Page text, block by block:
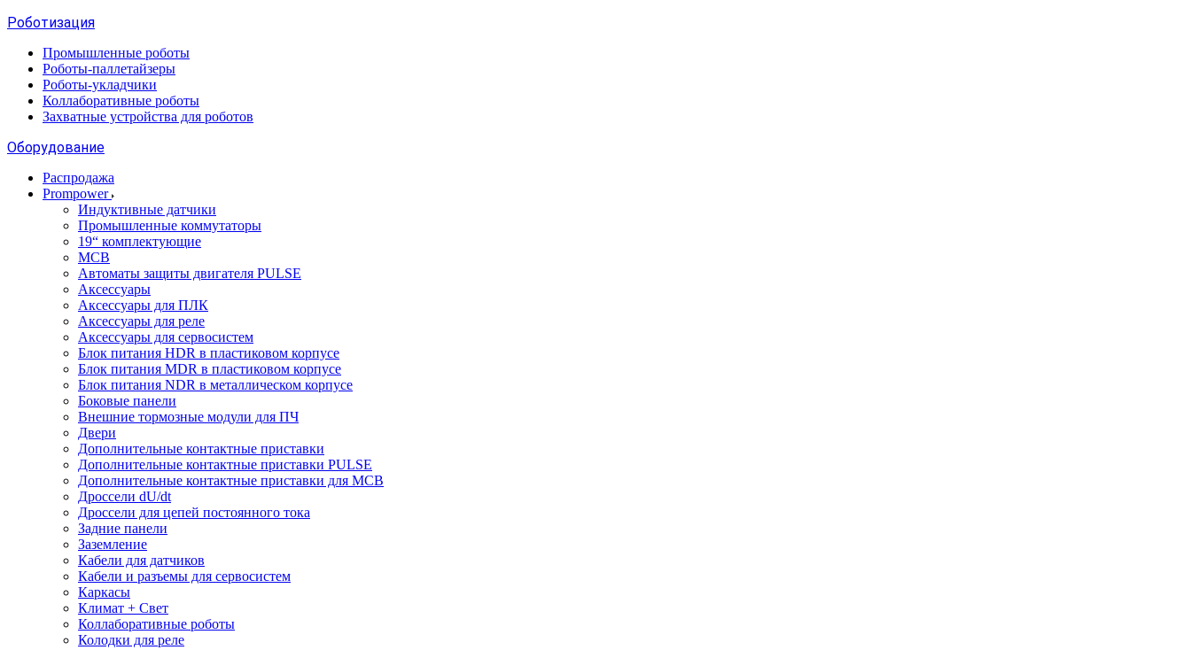
Роботизация
Промышленные роботы
Роботы-паллетайзеры
Роботы-укладчики
Коллаборативные роботы
Захватные устройства для роботов
Оборудование
Распродажа
Prompower
Индуктивные датчики
Промышленные коммутаторы
19“ комплектующие
MCB
Автоматы защиты двигателя PULSE
Аксессуары
Аксессуары для ПЛК
Аксессуары для реле
Аксессуары для сервосистем
Блок питания HDR в пластиковом корпусе
Блок питания MDR в пластиковом корпусе
Блок питания NDR в металлическом корпусе
Боковые панели
Внешние тормозные модули для ПЧ
Двери
Дополнительные контактные приставки
Дополнительные контактные приставки PULSE
Дополнительные контактные приставки для MCB
Дроссели dU/dt
Дроссели для цепей постоянного тока
Задние панели
Заземление
Кабели для датчиков
Кабели и разъемы для сервосистем
Каркасы
Климат + Свет
Коллаборативные роботы
Колодки для реле